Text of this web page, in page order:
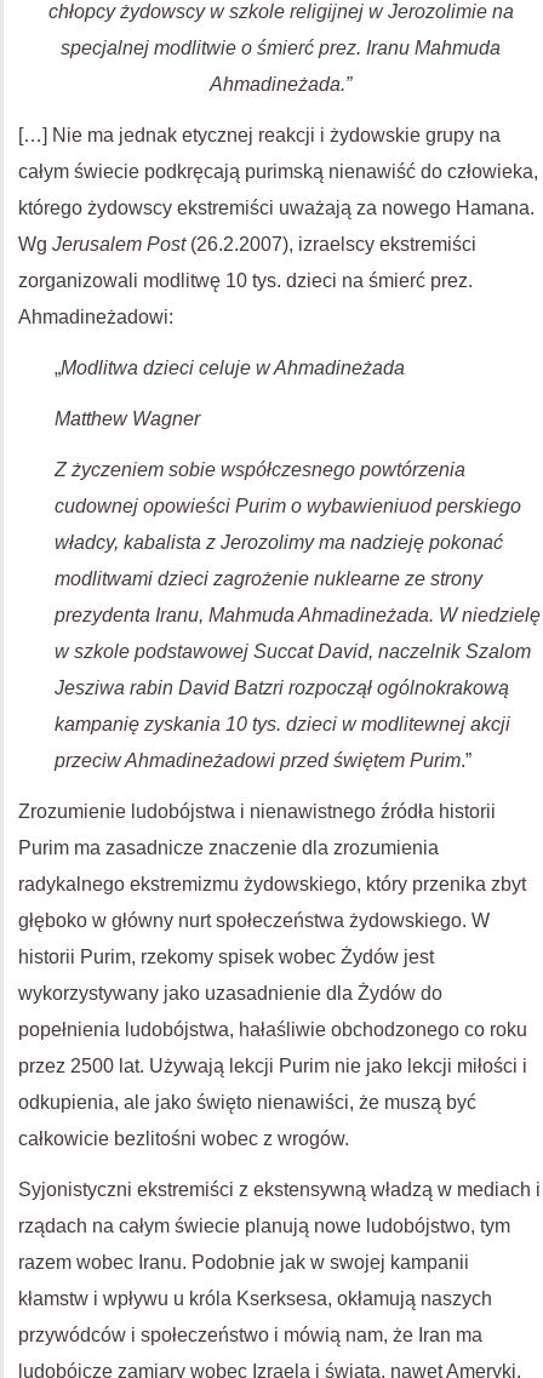
chłopcy żydowscy w szkole religijnej w Jerozolimie na
specjalnej modlitwie o śmierć prez. Iranu Mahmuda
Ahmadineżada.”
[…] Nie ma jednak etycznej reakcji i żydowskie grupy na
całym świecie podkręcają purimską nienawiść do człowieka,
którego żydowscy ekstremiści uważają za nowego Hamana.
Wg Jerusalem Post (26.2.2007), izraelscy ekstremiści
zorganizowali modlitwę 10 tys. dzieci na śmierć prez.
Ahmadineżadowi:
„Modlitwa dzieci celuje w Ahmadineżada
Matthew Wagner
Z życzeniem sobie współczesnego powtórzenia
cudownej opowieści Purim o wybawieniuod perskiego
władcy, kabalista z Jerozolimy ma nadzieję pokonać
modlitwami dzieci zagrożenie nuklearne ze strony
prezydenta Iranu, Mahmuda Ahmadineżada. W niedzielę
w szkole podstawowej Succat David, naczelnik Szalom
Jesziwa rabin David Batzri rozpoczął ogólnokrakową
kampanię zyskania 10 tys. dzieci w modlitewnej akcji
przeciw Ahmadineżadowi przed świętem Purim.”
Zrozumienie ludobójstwa i nienawistnego źródła historii
Purim ma zasadnicze znaczenie dla zrozumienia
radykalnego ekstremizmu żydowskiego, który przenika zbyt
głęboko w główny nurt społeczeństwa żydowskiego. W
historii Purim, rzekomy spisek wobec Żydów jest
wykorzystywany jako uzasadnienie dla Żydów do
popełnienia ludobójstwa, hałaśliwie obchodzonego co roku
przez 2500 lat. Używają lekcji Purim nie jako lekcji miłości i
odkupienia, ale jako święto nienawiści, że muszą być
całkowicie bezlitośni wobec z wrogów.
Syjonistyczni ekstremiści z ekstensywną władzą w mediach i
rządach na całym świecie planują nowe ludobójstwo, tym
razem wobec Iranu. Podobnie jak w swojej kampanii
kłamstw i wpływu u króla Kserksesa, okłamują naszych
przywódców i społeczeństwo i mówią nam, że Iran ma
ludobójcze zamiary wobec Izraela i świata, nawet Ameryki.